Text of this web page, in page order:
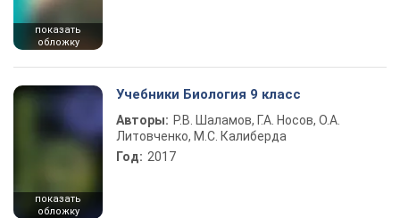
показать
обложку
показать
обложку
Учебники Биология 9 класс
Авторы: Р.В. Шаламов, Г.А. Носов, О.А.
Литовченко, М.С. Калиберда
Год: 2017